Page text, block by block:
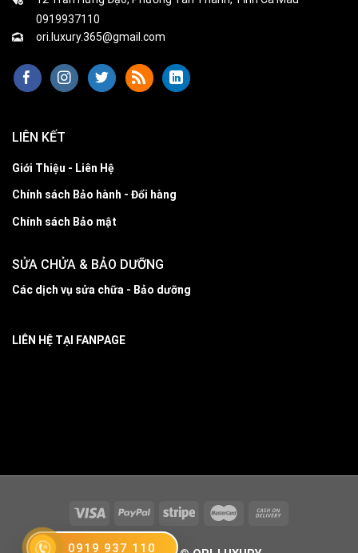
0919937110
ori.luxury.365@gmail.com
LIÊN KẾT
Giới Thiệu - Liên Hệ
Chính sách Bảo hành - Đổi hàng
Chính sách Bảo mật
SỬA CHỬA & BẢO DƯỠNG
Các dịch vụ sửa chữa - Bảo dưỡng
LIÊN HỆ TẠI FANPAGE
0919 937 110